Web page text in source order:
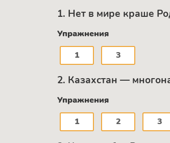
1. Нет в мире краше
Упражнения
1
3
2. Казахстан —
Упражнения
1
2 3